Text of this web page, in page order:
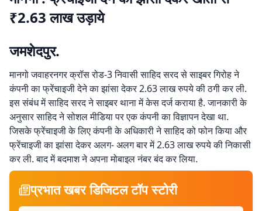
₹2.63 लाख उड़ाये
जमशेदपुर.
मानगो जवाहरनगर क्रॉस रोड-3 निवासी साहिद सरद से साइबर गिरोह ने
कंपनी का फ्रेंचाइजी देने का झांसा देकर 2.63 लाख रुपये की ठगी कर ली.
इस संबंध में साहिद सरद ने साइबर थाना में केस दर्ज कराया है. जानकारी के
अनुसार साहिद ने सोशल मीडिया पर एक कंपनी का विज्ञापन देखा था.
जिसके फ्रेंचाइजी के लिए कंपनी के अधिकारी ने साहिद को फोन किया और
फ्रेंचाइजी का झांसा देकर अलग- अलग बार में 2.63 लाख रुपये की निकासी
कर ली. बाद में बदमाश ने अपना मोबाइल नंबर बंद कर लिया.
प्रभात खबर डिजिटल टॉप स्टोरी